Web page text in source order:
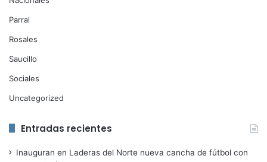
Parral
Rosales
Saucillo
Sociales
Uncategorized
Entradas recientes
Inauguran en Laderas del Norte nueva cancha de fútbol con